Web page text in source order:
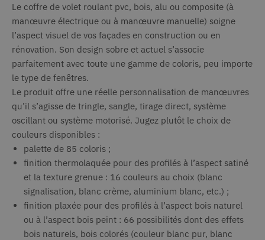
Le coffre de volet roulant pvc, bois, alu ou composite (à
manœuvre électrique ou à manœuvre manuelle) soigne
l’aspect visuel de vos façades en construction ou en
rénovation. Son design sobre et actuel s’associe
parfaitement avec toute une gamme de coloris, peu importe
le type de fenêtres.
Le produit offre une réelle personnalisation de manœuvres
qu’il s’agisse de tringle, sangle, tirage direct, système
oscillant ou système motorisé. Jugez plutôt le choix de
couleurs disponibles :
palette de 85 coloris ;
finition thermolaquée pour des profilés à l’aspect satiné
et la texture grenue : 16 couleurs au choix (blanc
signalisation, blanc crème, aluminium blanc, etc.) ;
finition plaxée pour des profilés à l’aspect bois naturel
ou à l’aspect bois peint : 66 possibilités dont des effets
bois naturels, bois colorés (couleur blanc pur, blanc